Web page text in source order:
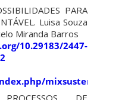
PARA
Luisa Souza
Miranda Barros
10.29183/2447-
mixsustentavel/
DE